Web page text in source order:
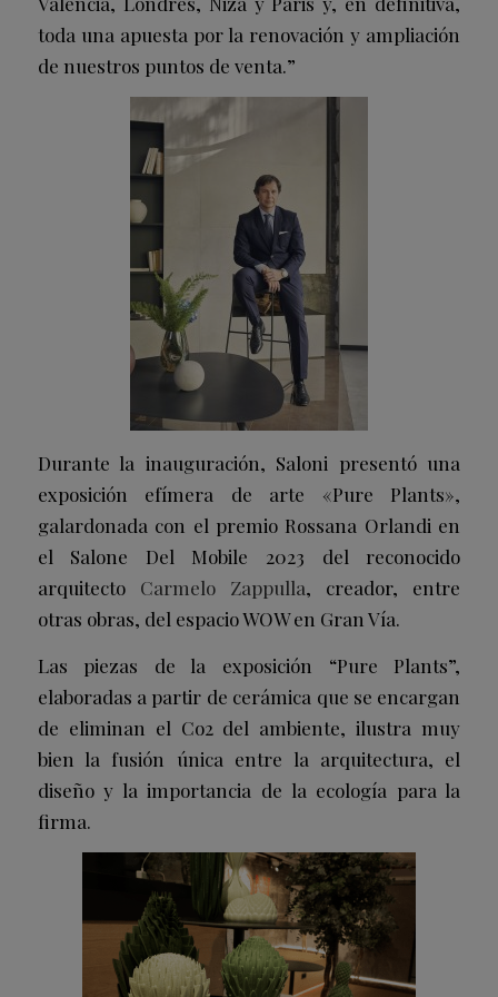
toda una apuesta por la renovación y ampliación
de nuestros puntos de venta.”
Durante la inauguración, Saloni presentó una
exposición efímera de arte «Pure Plants»,
galardonada con el premio Rossana Orlandi en
el Salone Del Mobile 2023 del reconocido
arquitecto Carmelo Zappulla, creador, entre
otras obras, del espacio WOW en Gran Vía.
Las piezas de la exposición “Pure Plants”,
elaboradas a partir de cerámica que se encargan
de eliminan el Co2 del ambiente, ilustra muy
bien la fusión única entre la arquitectura, el
diseño y la importancia de la ecología para la
firma.